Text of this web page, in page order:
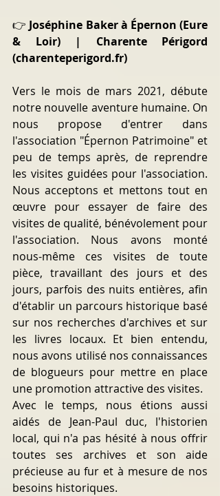
👉 Joséphine Baker à Épernon (Eure
& Loir) | Charente Périgord
(charenteperigord.fr)
Vers le mois de mars 2021, débute
notre nouvelle aventure humaine. On
nous propose d'entrer dans
l'association "Épernon Patrimoine" et
peu de temps après, de reprendre
les visites guidées pour l'association.
Nous acceptons et mettons tout en
œuvre pour essayer de faire des
visites de qualité, bénévolement pour
l'association. Nous avons monté
nous-même ces visites de toute
pièce, travaillant des jours et des
jours, parfois des nuits entières, afin
d'établir un parcours historique basé
sur nos recherches d'archives et sur
les livres locaux. Et bien entendu,
nous avons utilisé nos connaissances
de blogueurs pour mettre en place
une promotion attractive des visites.
Avec le temps, nous étions aussi
aidés de Jean-Paul duc, l'historien
local, qui n'a pas hésité à nous offrir
toutes ses archives et son aide
précieuse au fur et à mesure de nos
besoins historiques.